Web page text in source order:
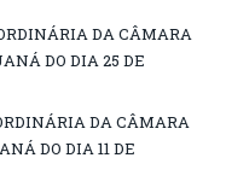
DA CÂMARA
DO DIA 25 DE
DA CÂMARA
DO DIA 11 DE